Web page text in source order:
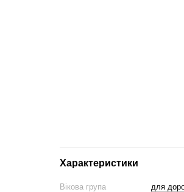
Характеристики
Вікова група для